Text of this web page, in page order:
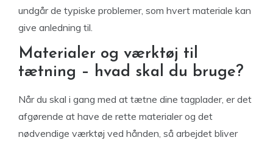
undgår de typiske problemer, som hvert materiale kan
give anledning til.
Materialer og værktøj til
tætning – hvad skal du bruge?
Når du skal i gang med at tætne dine tagplader, er det
afgørende at have de rette materialer og det
nødvendige værktøj ved hånden, så arbejdet bliver